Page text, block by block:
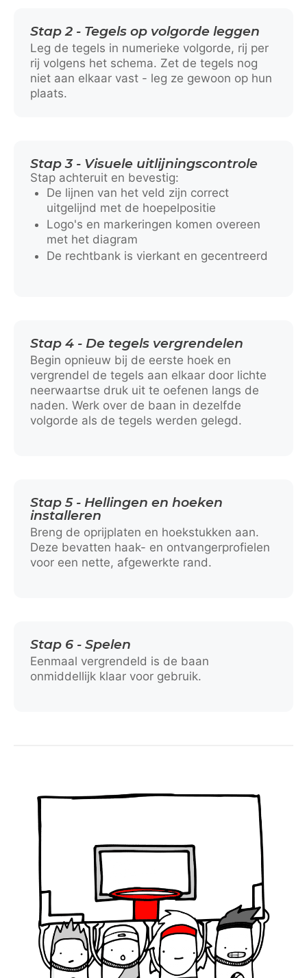
Stap 2 - Tegels op volgorde leggen
Leg de tegels in numerieke volgorde, rij per
rij volgens het schema. Zet de tegels nog
niet aan elkaar vast - leg ze gewoon op hun
plaats.
Stap 3 - Visuele uitlijningscontrole
Stap achteruit en bevestig:
De lijnen van het veld zijn correct
uitgelijnd met de hoepelpositie
Logo's en markeringen komen overeen
met het diagram
De rechtbank is vierkant en gecentreerd
Stap 4 - De tegels vergrendelen
Begin opnieuw bij de eerste hoek en
vergrendel de tegels aan elkaar door lichte
neerwaartse druk uit te oefenen langs de
naden. Werk over de baan in dezelfde
volgorde als de tegels werden gelegd.
Stap 5 - Hellingen en hoeken
installeren
Breng de oprijplaten en hoekstukken aan.
Deze bevatten haak- en ontvangerprofielen
voor een nette, afgewerkte rand.
Stap 6 - Spelen
Eenmaal vergrendeld is de baan
onmiddellijk klaar voor gebruik.